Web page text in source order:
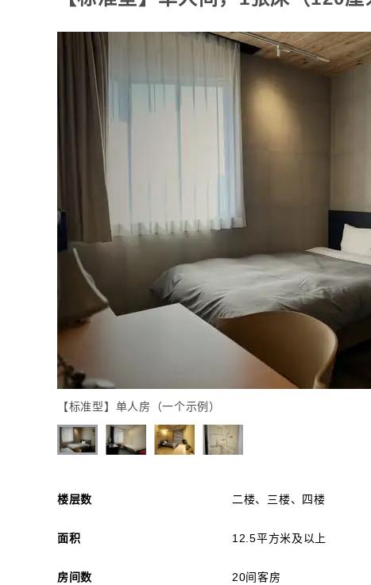
【标准型】单人房（一个示例）
楼层数 二楼、三楼、四楼
面积 12.5平方米及以上
房间数 20间客房